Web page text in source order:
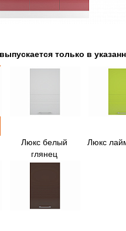
только в
Люкс белый
глянец
Люкс